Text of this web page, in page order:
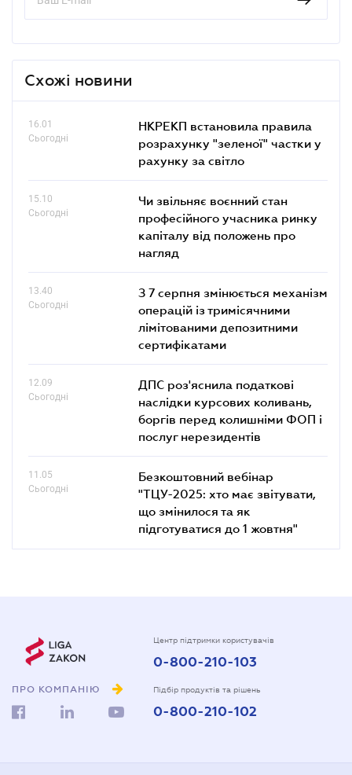
Схожі новини
16.01
Сьогодні
НКРЕКП встановила правила
розрахунку "зеленої" частки у
рахунку за світло
15.10
Сьогодні
Чи звільняє воєнний стан
професійного учасника ринку
капіталу від положень про
нагляд
13.40
Сьогодні
З 7 серпня змінюється механізм
операцій із тримісячними
лімітованими депозитними
сертифікатами
12.09
Сьогодні
ДПС роз'яснила податкові
наслідки курсових коливань,
боргів перед колишніми ФОП і
послуг нерезидентів
11.05
Сьогодні
Безкоштовний вебінар
"ТЦУ-2025: хто має звітувати,
що змінилося та як
підготуватися до 1 жовтня"
ПРО КОМПАНІЮ
Центр підтримки користувачів
0-800-210-103
Підбір продуктів та рішень
0-800-210-102